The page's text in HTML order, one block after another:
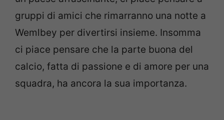
gruppi di amici che rimarranno una notte a
Wemlbey per divertirsi insieme. Insomma
ci piace pensare che la parte buona del
calcio, fatta di passione e di amore per una
squadra, ha ancora la sua importanza.